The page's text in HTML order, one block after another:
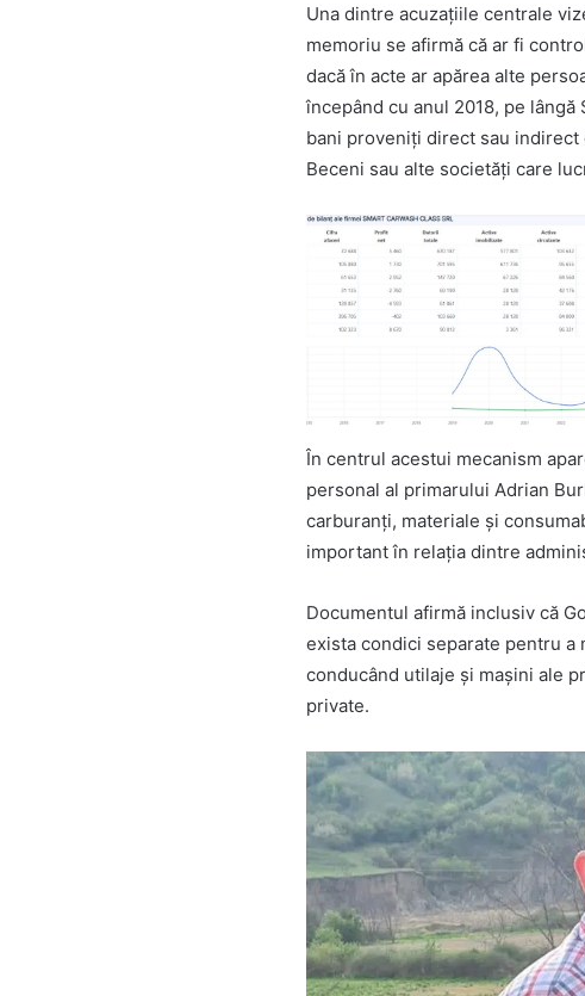
Una dintre acuzațiile centrale
memoriu se afirmă că ar fi
dacă în acte ar apărea alte
începând cu anul 2018, pe
bani proveniți direct sau
Beceni sau alte societăți care
În centrul acestui mecanism
personal al primarului Adrian
carburanți, materiale și
important în relația dintre
Documentul afirmă inclusiv că
exista condici separate pentru a
conducând utilaje și mașini ale
private.